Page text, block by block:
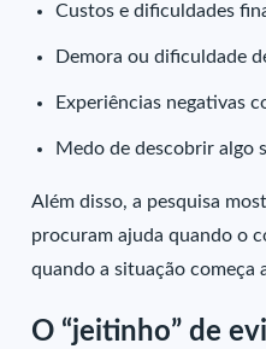
Custos e dificuldades
Demora ou dificuldade
Experiências negativas
Medo de descobrir algo
Além disso, a pesquisa
procuram ajuda quando o
quando a situação começa
O “jeitinho” de